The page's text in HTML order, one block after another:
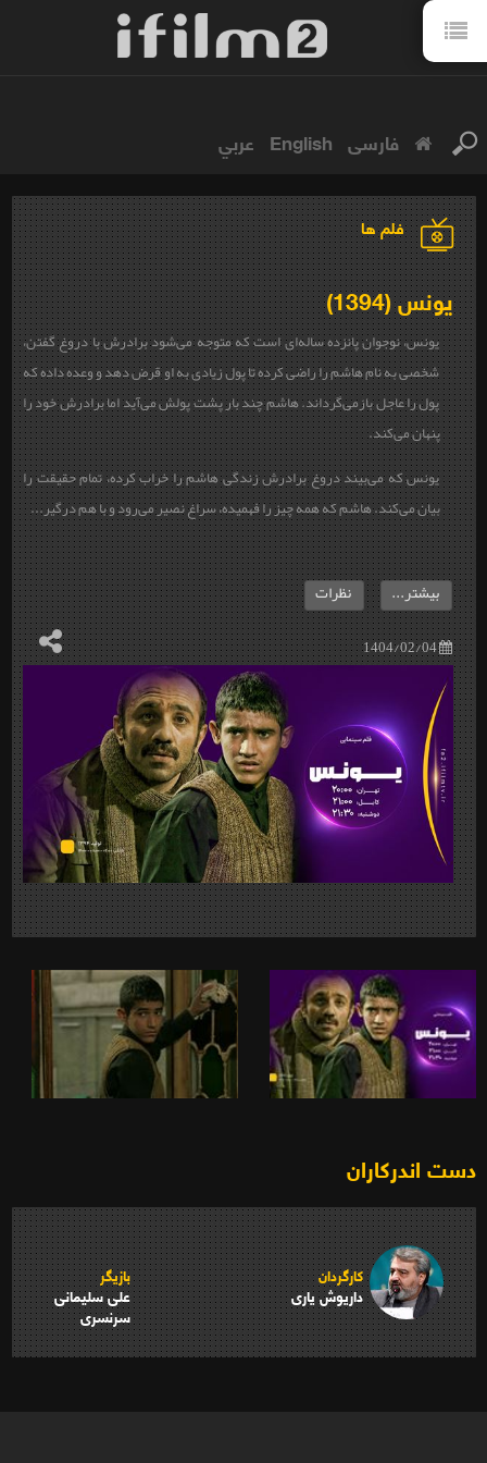
فارسی English عربي
فلم ها
یونس (1394)
یونس، نوجوان پانزده ساله‌ای است که متوجه می‌شود برادرش با دروغ گفتن،
شخصی به نام هاشم را راضی کرده تا پول زیادی به او قرض دهد و وعده داده که
پول را عاجل بازمی‌گرداند. هاشم چند بار پشت پولش می‌آید اما برادرش خود را
پنهان می‌کند.
یونس که می‌بیند دروغ برادرش زندگی هاشم را خراب کرده، تمام حقیقت را
بیان می‌کند. هاشم که همه چیز را فهمیده، سراغ نصیر می‌رود و با هم درگیر...
1404/02/04
بیشتر... نظرات
دست اندرکاران
کارگردان
داریوش یاری
بازیگر
علی سلیمانی
سرنسری